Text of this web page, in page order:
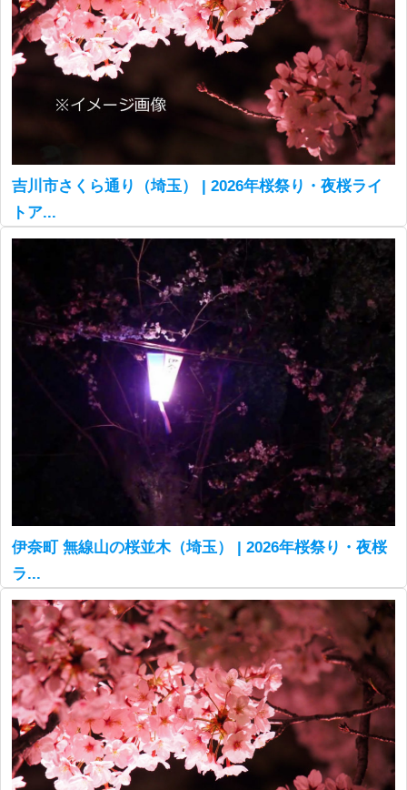
吉川市さくら通り（埼玉） | 2026年桜祭り・夜桜ライ
トア...
伊奈町 無線山の桜並木（埼玉） | 2026年桜祭り・夜桜
ラ...